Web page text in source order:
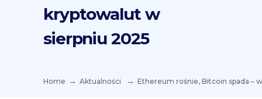
kryptowalut w
sierpniu 2025
Home Aktualności Ethereum rośnie, Bitcoin spada –